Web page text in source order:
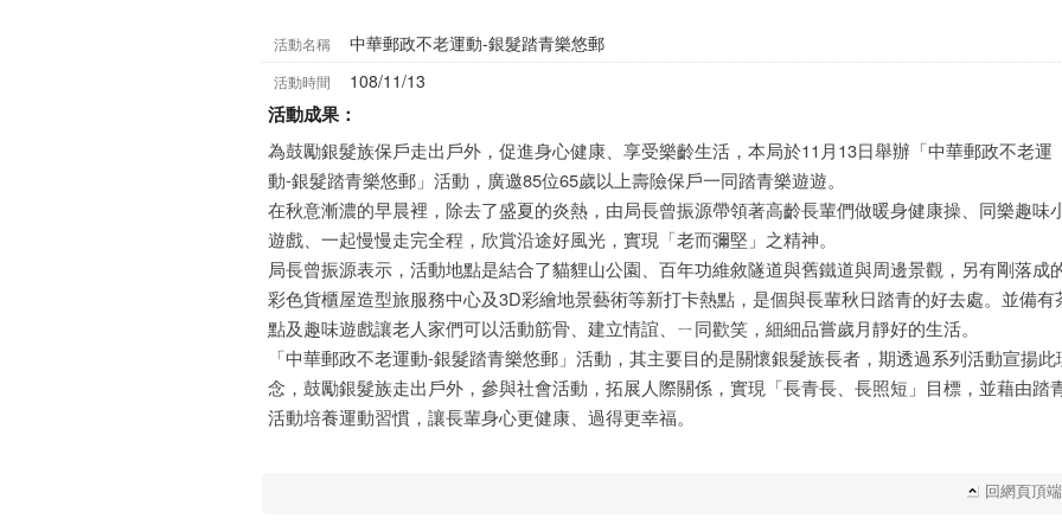
活動名稱 中華郵政不老運動-銀髮踏青樂悠郵
活動時間 108/11/13
活動成果：
為鼓勵銀髮族保戶走出戶外，促進身心健康、享受樂齡生活，本局於11月13日舉辦「中華郵政不老運
動-銀髮踏青樂悠郵」活動，廣邀85位65歲以上壽險保戶一同踏青樂遊遊。
在秋意漸濃的早晨裡，除去了盛夏的炎熱，由局長曾振源帶領著高齡長輩們做暖身健康操、同樂趣味
遊戲、一起慢慢走完全程，欣賞沿途好風光，實現「老而彌堅」之精神。
局長曾振源表示，活動地點是結合了貓貍山公園、百年功維敘隧道與舊鐵道與周邊景觀，另有剛落成
彩色貨櫃屋造型旅服務中心及3D彩繪地景藝術等新打卡熱點，是個與長輩秋日踏青的好去處。並備有
點及趣味遊戲讓老人家們可以活動筋骨、建立情誼、ㄧ同歡笑，細細品嘗歲月靜好的生活。
「中華郵政不老運動-銀髮踏青樂悠郵」活動，其主要目的是關懷銀髮族長者，期透過系列活動宣揚此
念，鼓勵銀髮族走出戶外，參與社會活動，拓展人際關係，實現「長青長、長照短」目標，並藉由踏
活動培養運動習慣，讓長輩身心更健康、過得更幸福。
回網頁頂端